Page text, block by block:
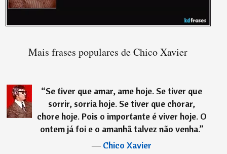
Mais frases populares de Chico Xavier
“Se tiver que amar, ame hoje. Se tiver que
sorrir, sorria hoje. Se tiver que chorar,
chore hoje. Pois o importante é viver hoje. O
ontem já foi e o amanhã talvez não venha.”
―Chico Xavier